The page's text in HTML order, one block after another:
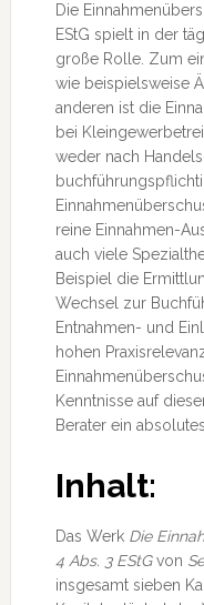
Die
EStG spielt in der
große Rolle. Zum
wie beispielsweise
anderen ist die
bei
weder nach
reine Einnahmen-
auch viele
Beispiel die
Wechsel zur
Entnahmen- und
hohen
Kenntnisse auf
Berater ein
Inhalt:
Das Werk Die
4 Abs. 3 EStGvon
insgesamt sieben